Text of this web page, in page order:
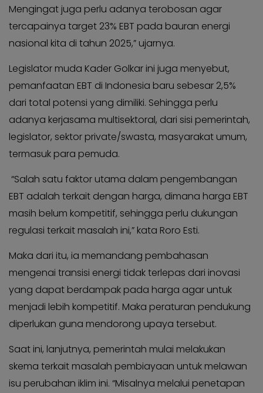
Mengingat juga perlu adanya terobosan agar
tercapainya target 23% EBT pada bauran energi
nasional kita di tahun 2025,” ujarnya.
Legislator muda Kader Golkar ini juga menyebut,
pemanfaatan EBT di Indonesia baru sebesar 2,5%
dari total potensi yang dimiliki. Sehingga perlu
adanya kerjasama multisektoral, dari sisi pemerintah,
legislator, sektor private/swasta, masyarakat umum,
termasuk para pemuda.
“Salah satu faktor utama dalam pengembangan
EBT adalah terkait dengan harga, dimana harga EBT
masih belum kompetitif, sehingga perlu dukungan
regulasi terkait masalah ini,” kata Roro Esti.
Maka dari itu, ia memandang pembahasan
mengenai transisi energi tidak terlepas dari inovasi
yang dapat berdampak pada harga agar untuk
menjadi lebih kompetitif. Maka peraturan pendukung
diperlukan guna mendorong upaya tersebut.
Saat ini, lanjutnya, pemerintah mulai melakukan
skema terkait masalah pembiayaan untuk melawan
isu perubahan iklim ini. “Misalnya melalui penetapan